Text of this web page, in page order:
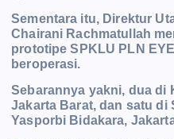
Sementara itu, Direktur
Chairani Rachmatullah
prototipe SPKLU PLN
beroperasi.
Sebarannya yakni, dua di
Jakarta Barat, dan satu di
Yasporbi Bidakara,